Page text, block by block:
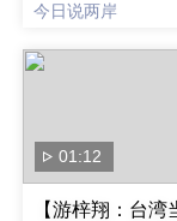
今日说两岸
01:12
【游梓翔：台湾